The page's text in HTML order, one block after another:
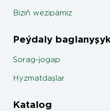
Biziň wezipämiz
Peýdaly
Sorag-jogap
Hyzmatdaşlar
Katalog